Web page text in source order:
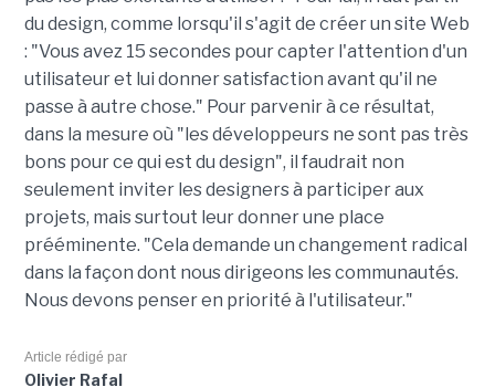
du design, comme lorsqu'il s'agit de créer un site Web
: "Vous avez 15 secondes pour capter l'attention d'un
utilisateur et lui donner satisfaction avant qu'il ne
passe à autre chose." Pour parvenir à ce résultat,
dans la mesure où "les développeurs ne sont pas très
bons pour ce qui est du design", il faudrait non
seulement inviter les designers à participer aux
projets, mais surtout leur donner une place
prééminente. "Cela demande un changement radical
dans la façon dont nous dirigeons les communautés.
Nous devons penser en priorité à l'utilisateur."
Article rédigé par
Olivier Rafal